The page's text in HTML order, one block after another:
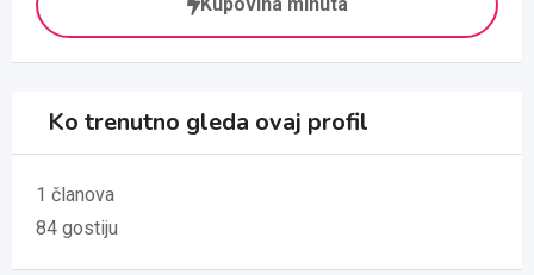
Ko trenutno gleda ovaj profil
1 članova
84 gostiju